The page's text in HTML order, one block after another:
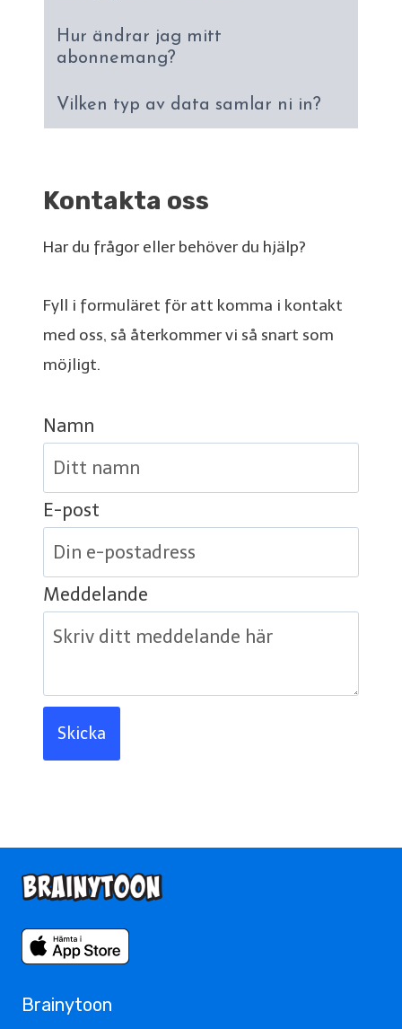
Hur ändrar jag mitt
abonnemang?
Vilken typ av data samlar ni in?
Kontakta oss
Har du frågor eller behöver du hjälp?
Fyll i formuläret för att komma i kontakt
med oss, så återkommer vi så snart som
möjligt.
Namn
E-post
Meddelande
Skicka
Brainytoon